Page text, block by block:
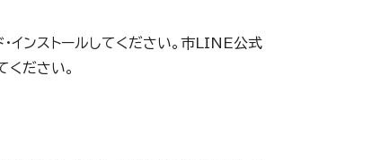
・インストールしてください。市LINE公式
ください。